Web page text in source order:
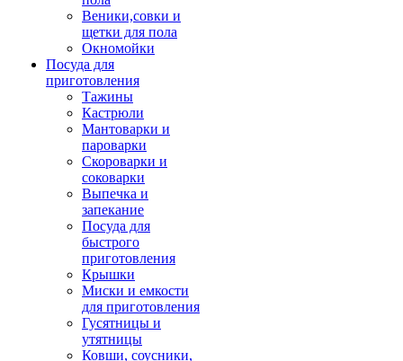
Веники,совки и
щетки для пола
Окномойки
Посуда для
приготовления
Тажины
Кастрюли
Мантоварки и
пароварки
Скороварки и
соковарки
Выпечка и
запекание
Посуда для
быстрого
приготовления
Крышки
Миски и емкости
для приготовления
Гусятницы и
утятницы
Ковши, соусники,